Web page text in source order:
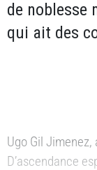
de noblesse
qui ait des
Ugo Gil
D’ascendance